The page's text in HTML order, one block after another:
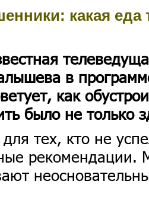
какая еда
в
как
было не только
тех, кто не